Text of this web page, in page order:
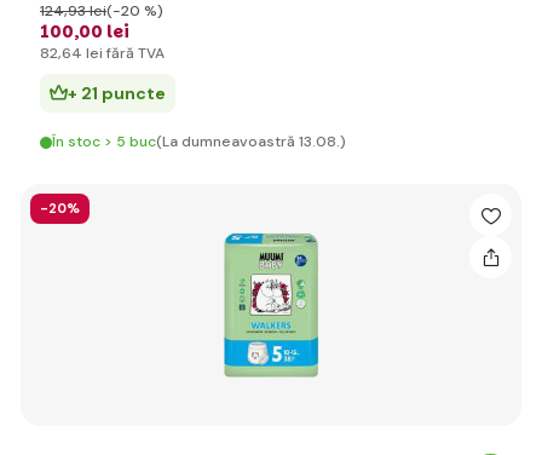
100,00 lei
124,93 lei(-20 %)
82,64 lei fără TVA
+ 21 puncte
În stoc > 5 buc(La dumneavoastră 13.08.)
-20%